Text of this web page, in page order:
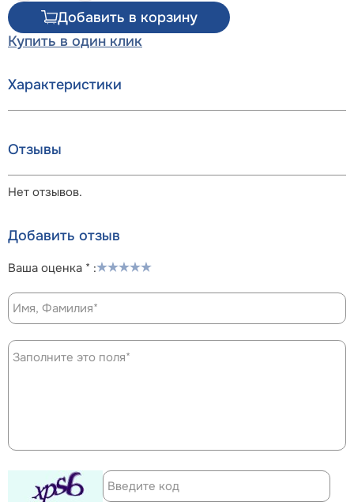
Добавить в корзину
Купить в один клик
Характеристики
Отзывы
Нет отзывов.
Добавить отзыв
Ваша оценка * :